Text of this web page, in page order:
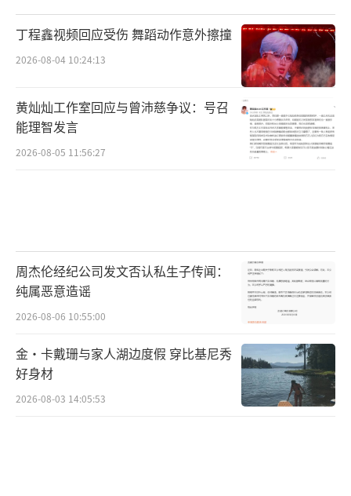
丁程鑫视频回应受伤 舞蹈动作意外擦撞
2026-08-04 10:24:13
黄灿灿工作室回应与曾沛慈争议：号召
能理智发言
2026-08-05 11:56:27
周杰伦经纪公司发文否认私生子传闻：
纯属恶意造谣
2026-08-06 10:55:00
金·卡戴珊与家人湖边度假 穿比基尼秀
好身材
2026-08-03 14:05:53